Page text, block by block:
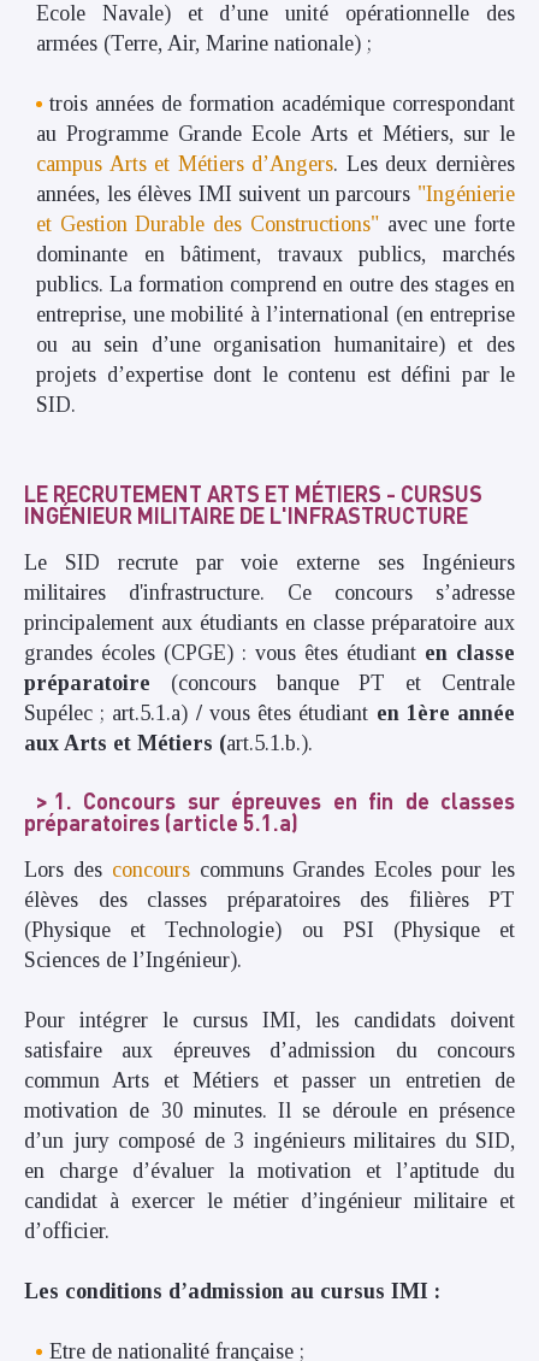
Ecole Navale) et d’une unité opérationnelle des
armées (Terre, Air, Marine nationale) ;
trois années de formation académique correspondant
au Programme Grande Ecole Arts et Métiers, sur le
campus Arts et Métiers d’Angers. Les deux dernières
années, les élèves IMI suivent un parcours "Ingénierie
et Gestion Durable des Constructions"avec une forte
dominante en bâtiment, travaux publics, marchés
publics. La formation comprend en outre des stages en
entreprise, une mobilité à l’international (en entreprise
ou au sein d’une organisation humanitaire) et des
projets d’expertise dont le contenu est défini par le
SID.
LE RECRUTEMENT ARTS ET MÉTIERS - CURSUS
INGÉNIEUR MILITAIRE DE L'INFRASTRUCTURE
Le SID recrute par voie externe ses Ingénieurs
militaires d'infrastructure.
Ce concours s’adresse
principalement aux étudiants en classe préparatoire aux
grandes écoles (CPGE) : vous êtes étudiant en classe
préparatoire (concours banque PT et Centrale
Supélec ; art.5.1.a) / vous êtes étudiant en 1ère année
aux Arts et Métiers (art.5.1.b.).
1. Concours sur épreuves en fin de classes
préparatoires (article 5.1.a)
Lors des concourscommuns Grandes Ecoles pour les
élèves des classes préparatoires des filières PT
(Physique et Technologie) ou PSI (Physique et
Sciences de l’Ingénieur).
Pour intégrer le cursus IMI, les candidats doivent
satisfaire aux épreuves d’admission du concours
commun Arts et Métiers et passer un entretien de
motivation de 30 minutes. Il se déroule en présence
d’un jury composé de 3 ingénieurs militaires du SID,
en charge d’évaluer la motivation et l’aptitude du
candidat à exercer le métier d’ingénieur militaire et
d’officier.
Les conditions d’admission au cursus IMI :
Etre de nationalité française ;